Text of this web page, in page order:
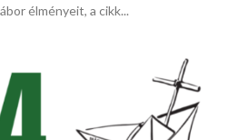
élményeit, a cikk...